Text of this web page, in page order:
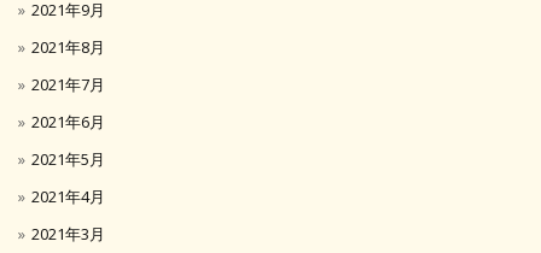
2021年9月
2021年8月
2021年7月
2021年6月
2021年5月
2021年4月
2021年3月